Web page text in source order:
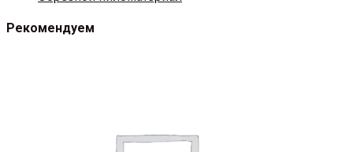
Рекомендуем